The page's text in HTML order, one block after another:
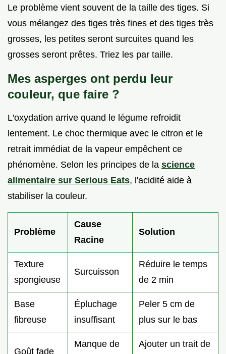
Le problème vient souvent de la taille des tiges. Si
vous mélangez des tiges très fines et des tiges très
grosses, les petites seront surcuites quand les
grosses seront prêtes. Triez les par taille.
Mes asperges ont perdu leur
couleur, que faire ?
L'oxydation arrive quand le légume refroidit
lentement. Le choc thermique avec le citron et le
retrait immédiat de la vapeur empêchent ce
phénomène. Selon les principes de la science
alimentaire sur Serious Eats, l'acidité aide à
stabiliser la couleur.
Problème
Cause
Racine
Solution
Texture
spongieuse
Surcuisson
Réduire le temps
de 2 min
Base
fibreuse
Épluchage
insuffisant
Peler 5 cm de
plus sur le bas
Goût fade
Manque de
Ajouter un trait de